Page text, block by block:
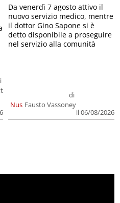
Nus
di
Fausto Vassoney
il 06/08/2026
Da venerdì 7 agosto attivo il
nuovo servizio medico, mentre
il dottor Gino Sapone si è
detto disponibile a proseguire
nel servizio alla comunità